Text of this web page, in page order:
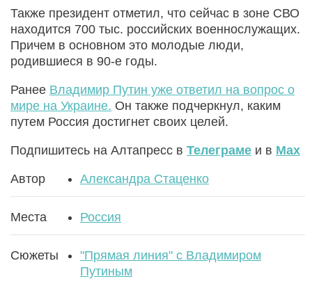
Также президент отметил, что сейчас в зоне СВО
находится 700 тыс. российских военнослужащих.
Причем в основном это молодые люди,
родившиеся в 90-е годы.
Ранее Владимир Путин уже ответил на вопрос о
мире на Украине. Он также подчеркнул, каким
путем Россия достигнет своих целей.
Подпишитесь на Алтапресс в Телеграме и в Max
Автор Александра Стаценко
Места Россия
Сюжеты
"Прямая линия" с Владимиром
Путиным